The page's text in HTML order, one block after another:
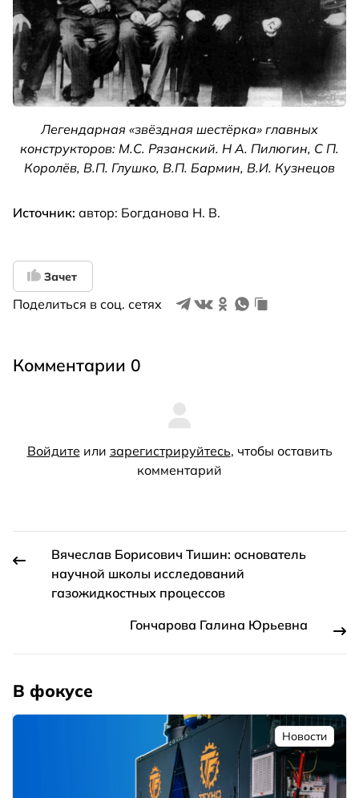
Легендарная «звёздная шестёрка» главных
конструкторов: М.С. Рязанский. Н А. Пилюгин, С П.
Королёв, В.П. Глушко, В.П. Бармин, В.И. Кузнецов
Источник: автор: Богданова Н. В.
Зачет
Поделиться в соц. сетях
Комментарии 0
Войдите или зарегистрируйтесь, чтобы оставить
комментарий
Вячеслав Борисович Тишин: основатель
научной школы исследований
газожидкостных процессов
Гончарова Галина Юрьевна
В фокусе
Новости